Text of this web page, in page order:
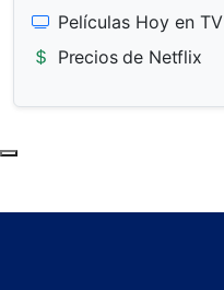
Películas Hoy en TV
Precios de Netflix